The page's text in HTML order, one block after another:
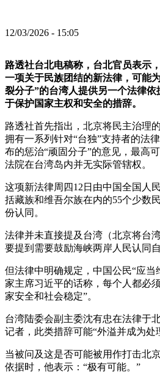
12/03/2026 - 15:05
路透社台北电稿称，台北官员表示
一项关于民族团结的新法律，可能
裂分子”的台湾人提供另一个法律
于保护国家主权和安全的措辞。
路透社首先指出，北京将民主治理
拥有一系列针对“台独”支持者的法
布的惩治“顽固分子”的意见，最高
法院在台湾岛内并无实际管辖权。
这项新法律周四12日由中国全国人
括藏族和维吾尔族在内的55个少数
份认同。
法律并未直接提及台湾（北京将台
要提到需要鼓励海峡两岸人民认同
但法律中明确规定，中国公民“应当
家主席习近平的话称，每个人都必
家安全和社会稳定”。
台湾陆委会副主委沈有忠在法律于
记者，此类措辞可能“外溢并成为处
当被问及这是否可能被用作打击北
依据时，他表示：“极有可能。”